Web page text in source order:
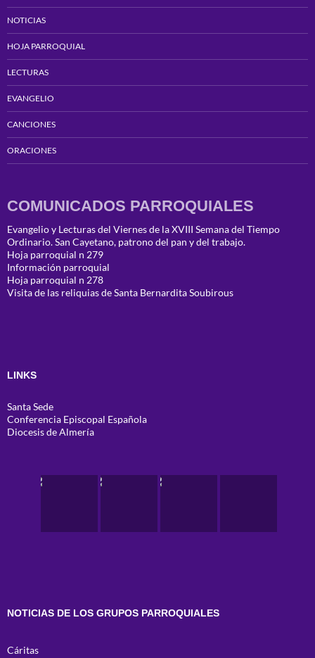
NOTICIAS
HOJA PARROQUIAL
LECTURAS
EVANGELIO
CANCIONES
ORACIONES
COMUNICADOS PARROQUIALES
Evangelio y Lecturas del Viernes de la XVIII Semana del Tiempo
Ordinario. San Cayetano, patrono del pan y del trabajo.
Hoja parroquial n 279
Información parroquial
Hoja parroquial n 278
Visita de las reliquias de Santa Bernardita Soubirous
LINKS
Santa Sede
Conferencia Episcopal Española
Diocesis de Almería
NOTICIAS DE LOS GRUPOS PARROQUIALES
Cáritas